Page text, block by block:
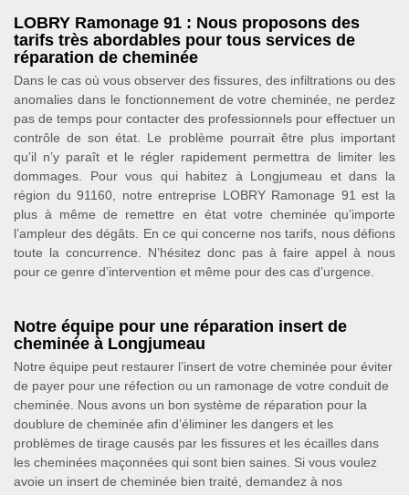
LOBRY Ramonage 91 : Nous proposons des
tarifs très abordables pour tous services de
réparation de cheminée
Dans le cas où vous observer des fissures, des infiltrations ou des
anomalies dans le fonctionnement de votre cheminée, ne perdez
pas de temps pour contacter des professionnels pour effectuer un
contrôle de son état. Le problème pourrait être plus important
qu’il n’y paraît et le régler rapidement permettra de limiter les
dommages. Pour vous qui habitez à Longjumeau et dans la
région du 91160, notre entreprise LOBRY Ramonage 91 est la
plus à même de remettre en état votre cheminée qu’importe
l’ampleur des dégâts. En ce qui concerne nos tarifs, nous défions
toute la concurrence. N’hésitez donc pas à faire appel à nous
pour ce genre d’intervention et même pour des cas d’urgence.
Notre équipe pour une réparation insert de
cheminée à Longjumeau
Notre équipe peut restaurer l’insert de votre cheminée pour éviter
de payer pour une réfection ou un ramonage de votre conduit de
cheminée. Nous avons un bon système de réparation pour la
doublure de cheminée afin d’éliminer les dangers et les
problèmes de tirage causés par les fissures et les écailles dans
les cheminées maçonnées qui sont bien saines. Si vous voulez
avoie un insert de cheminée bien traité, demandez à nos